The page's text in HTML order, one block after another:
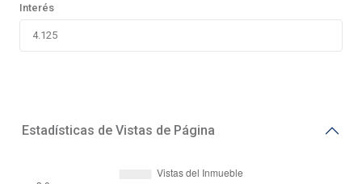
Interés
Estadísticas de Vistas de Página